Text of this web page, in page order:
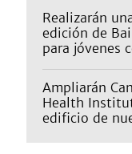
viajarán a la
Realizarán
edición de
para jóvenes
dónde será
Ampliarán
Health
edificio de